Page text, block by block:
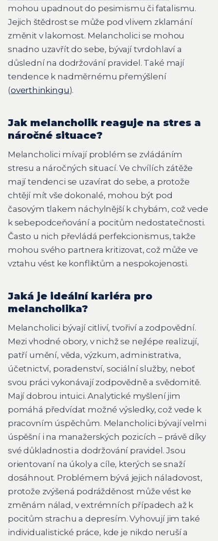
mohou upadnout do pesimismu či fatalismu.
Jejich štědrost se může pod vlivem zklamání
změnit v lakomost. Melancholici se mohou
snadno uzavřít do sebe, bývají tvrdohlaví a
důslední na dodržování pravidel. Také mají
tendence k nadměrnému přemýšlení
(overthinkingu).
Jak melancholik reaguje na stres a
náročné situace?
Melancholici mívají problém se zvládáním
stresu a náročných situací. Ve chvílích zátěže
mají tendenci se uzavírat do sebe, a protože
chtějí mít vše dokonalé, mohou být pod
časovým tlakem náchylnější k chybám, což vede
k sebepodceňování a pocitům nedostatečnosti.
Často u nich převládá perfekcionismus, takže
mohou svého partnera kritizovat, což může ve
vztahu vést ke konfliktům a nespokojenosti.
Jaká je ideální kariéra pro
melancholika?
Melancholici bývají citliví, tvořiví a zodpovědní.
Mezi vhodné obory, v nichž se nejlépe realizují,
patří umění, věda, výzkum, administrativa,
účetnictví, poradenství, sociální služby, neboť
svou práci vykonávají zodpovědně a svědomitě.
Mají dobrou intuici. Analytické myšlení jim
pomáhá předvídat možné výsledky, což vede k
pracovním úspěchům. Melancholici bývají velmi
úspěšní i na manažerských pozicích – právě díky
své důkladnosti a dodržování pravidel. Jsou
orientovaní na úkoly a cíle, kterých se snaží
dosáhnout. Problémem bývá jejich náladovost,
protože zvýšená podrážděnost může vést ke
změnám nálad, v extrémních případech až k
pocitům strachu a depresím. Vyhovují jim také
individualistické práce, kde je nikdo neruší a